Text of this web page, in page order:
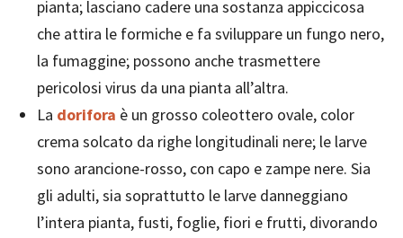
pianta; lasciano cadere una sostanza appiccicosa
che attira le formiche e fa sviluppare un fungo nero,
la fumaggine; possono anche trasmettere
pericolosi virus da una pianta all’altra.
La dorifora è un grosso coleottero ovale, color
crema solcato da righe longitudinali nere; le larve
sono arancione-rosso, con capo e zampe nere. Sia
gli adulti, sia soprattutto le larve danneggiano
l’intera pianta, fusti, foglie, fiori e frutti, divorando